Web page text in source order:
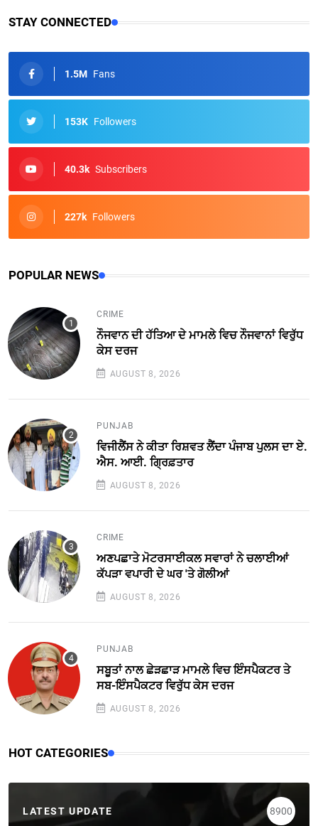
STAY CONNECTED
1.5M Fans
153K Followers
40.3k Subscribers
227k Followers
POPULAR NEWS
CRIME
ਨੌਜਵਾਨ ਦੀ ਹੱਤਿਆ ਦੇ ਮਾਮਲੇ ਵਿਚ ਨੌਜਵਾਨਾਂ ਵਿਰੁੱਧ
ਕੇਸ ਦਰਜ
AUGUST 8, 2026
PUNJAB
ਵਿਜੀਲੈਂਸ ਨੇ ਕੀਤਾ ਰਿਸ਼ਵਤ ਲੈਂਦਾ ਪੰਜਾਬ ਪੁਲਸ ਦਾ ਏ.
ਐਸ. ਆਈ. ਗ੍ਰਿਫ਼ਤਾਰ
AUGUST 8, 2026
CRIME
ਅਣਪਛਾਤੇ ਮੋਟਰਸਾਈਕਲ ਸਵਾਰਾਂ ਨੇ ਚਲਾਈਆਂ
ਕੱਪੜਾ ਵਪਾਰੀ ਦੇ ਘਰ 'ਤੇ ਗੋਲੀਆਂ
AUGUST 8, 2026
PUNJAB
ਸਬੂਤਾਂ ਨਾਲ ਛੇੜਛਾੜ ਮਾਮਲੇ ਵਿਚ ਇੰਸਪੈਕਟਰ ਤੇ
ਸਬ-ਇੰਸਪੈਕਟਰ ਵਿਰੁੱਧ ਕੇਸ ਦਰਜ
AUGUST 8, 2026
HOT CATEGORIES
LATEST UPDATE 8900